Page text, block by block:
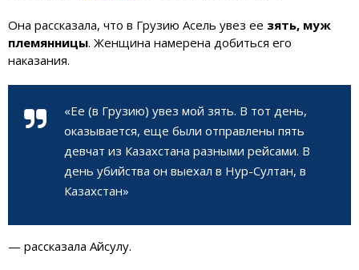
Она рассказала, что в Грузию Асель увез ее зять, муж
племянницы. Женщина намерена добиться его
наказания.
«Ее (в Грузию) увез мой зять. В тот день,
оказывается, еще были отправлены пять
девчат из Казахстана разными рейсами. В
день убийства он выехал в Нур-Султан, в
Казахстан»
— рассказала Айсулу.